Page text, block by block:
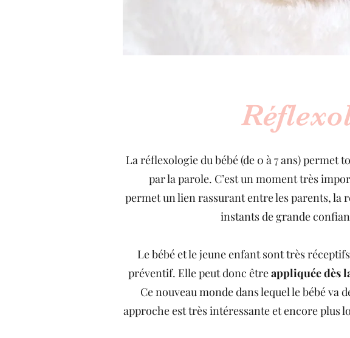
La réflexologie du bébé (de 0 à 7 ans)
par la parole. C’est un moment très
permet un lien rassurant entre les parents, la
instants de grande
Le bébé et le jeune enfant sont très
préventif. Elle peut donc êtreappliquée dès
Ce nouveau monde dans lequel le bébé va
approche est très intéressante et encore plus